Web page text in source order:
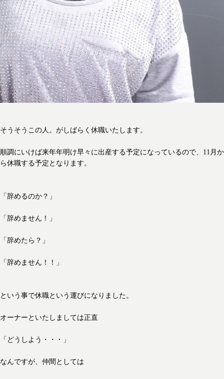
そうそうこの人。がしばらく休職いたします。
順調にいけば来年年明け早々に出産する予定になっているので、11月か
ら休職する予定となります。
「辞めるのか？」
「辞めません！」
「辞めたら？」
「辞めません！！」
という事で休職という運びになりました。
オーナーといたしましては正直
「どうしよう・・・」
なんですが、仲間としては